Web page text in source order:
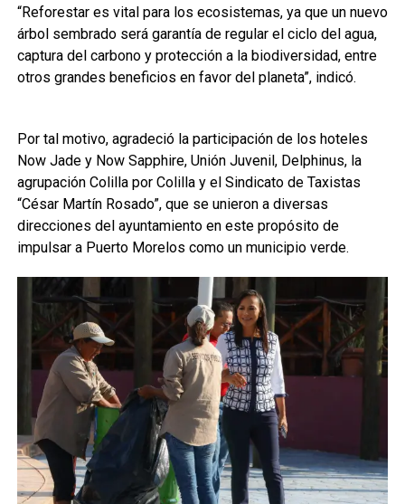
“Reforestar es vital para los ecosistemas, ya que un nuevo
árbol sembrado será garantía de regular el ciclo del agua,
captura del carbono y protección a la biodiversidad, entre
otros grandes beneficios en favor del planeta”, indicó.
Por tal motivo, agradeció la participación de los hoteles
Now Jade y Now Sapphire, Unión Juvenil, Delphinus, la
agrupación Colilla por Colilla y el Sindicato de Taxistas
“César Martín Rosado”, que se unieron a diversas
direcciones del ayuntamiento en este propósito de
impulsar a Puerto Morelos como un municipio verde.